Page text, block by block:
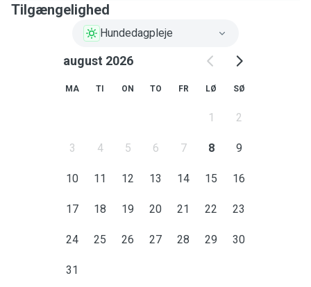
Tilgængelighed
Hundedagpleje
august 2026
MA TI ON TO FR LØ SØ
1 2
3 4 5 6 7 8 9
10 11 12 13 14 15 16
17 18 19 20 21 22 23
24 25 26 27 28 29 30
31